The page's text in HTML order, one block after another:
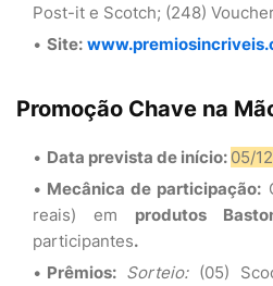
Post-it e Scotch; (248)
Site:
Promoção Chave na
Data prevista de início: 05/
Mecânica de participação:
reais) em produtos
participantes.
Prêmios: Sorteio:(05)